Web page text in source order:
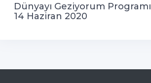
Dünyayı Geziyorum Programı
14 Haziran 2020